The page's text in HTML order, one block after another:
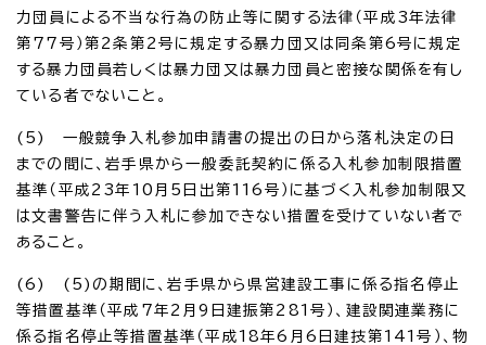
力団員による不当な行為の防止等に関する法律（平成3年法律
第77号）第2条第2号に規定する暴力団又は同条第6号に規定
する暴力団員若しくは暴力団又は暴力団員と密接な関係を有し
ている者でないこと。
(5) 一般競争入札参加申請書の提出の日から落札決定の日
までの間に、岩手県から一般委託契約に係る入札参加制限措置
基準（平成23年10月5日出第116号）に基づく入札参加制限又
は文書警告に伴う入札に参加できない措置を受けていない者で
あること。
(6) (5)の期間に、岩手県から県営建設工事に係る指名停止
等措置基準（平成7年2月9日建振第281号）、建設関連業務に
係る指名停止等措置基準（平成18年6月6日建技第141号）、物